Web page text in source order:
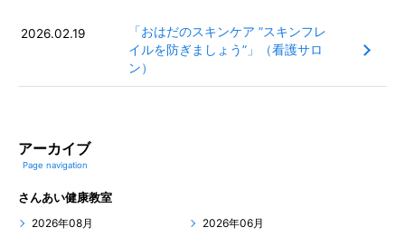
2026.02.19
「おはだのスキンケア ”スキンフレ
イルを防ぎましょう”」（看護サロ
ン）
アーカイブ
Page navigation
さんあい健康教室
2026年08月
2026年06月